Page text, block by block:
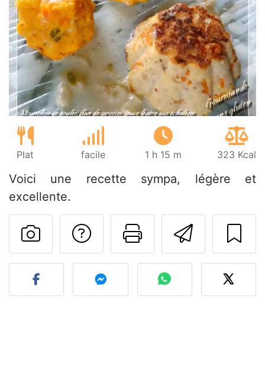
Plat facile 1 h 15 m 323 Kcal
Voici une recette sympa, légère et
excellente.
Imprimer
Poser une
Publier votre photo de